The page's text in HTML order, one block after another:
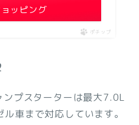
ッピング
ポチップ
プスターターは最大7.0L
車まで対応しています。